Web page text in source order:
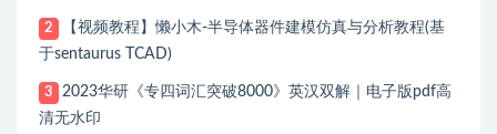
2
【视频教程】懒小木-半导体器件建模仿真与分析教程(基
于sentaurus TCAD)
3
2023华研《专四词汇突破8000》英汉双解｜电子版pdf高
清无水印